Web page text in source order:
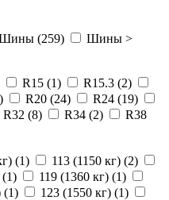
(259)
Шины >
R15 (1) R15.3 (2)
R20 (24) R24 (19)
R32 (8) R34 (2)
R38
(1) 113 (1150 кг) (2)
(1) 119 (1360 кг) (1)
(1) 123 (1550 кг) (1)